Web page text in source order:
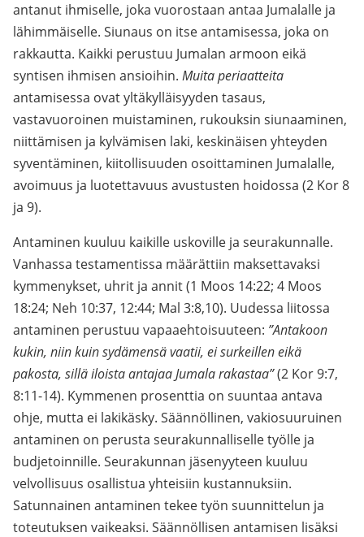
antanut ihmiselle, joka vuorostaan antaa Jumalalle ja
lähimmäiselle. Siunaus on itse antamisessa, joka on
rakkautta. Kaikki perustuu Jumalan armoon eikä
syntisen ihmisen ansioihin. Muita periaatteita
antamisessa ovat yltäkylläisyyden tasaus,
vastavuoroinen muistaminen, rukouksin siunaaminen,
niittämisen ja kylvämisen laki, keskinäisen yhteyden
syventäminen, kiitollisuuden osoittaminen Jumalalle,
avoimuus ja luotettavuus avustusten hoidossa (2 Kor 8
ja 9).
Antaminen kuuluu kaikille uskoville ja seurakunnalle.
Vanhassa testamentissa määrättiin maksettavaksi
kymmenykset, uhrit ja annit (1 Moos 14:22; 4 Moos
18:24; Neh 10:37, 12:44; Mal 3:8,10). Uudessa liitossa
antaminen perustuu vapaaehtoisuuteen: ”Antakoon
kukin, niin kuin sydämensä vaatii, ei surkeillen eikä
pakosta, sillä iloista antajaa Jumala rakastaa”(2 Kor 9:7,
8:11-14). Kymmenen prosenttia on suuntaa antava
ohje, mutta ei lakikäsky. Säännöllinen, vakiosuuruinen
antaminen on perusta seurakunnalliselle työlle ja
budjetoinnille. Seurakunnan jäsenyyteen kuuluu
velvollisuus osallistua yhteisiin kustannuksiin.
Satunnainen antaminen tekee työn suunnittelun ja
toteutuksen vaikeaksi. Säännöllisen antamisen lisäksi